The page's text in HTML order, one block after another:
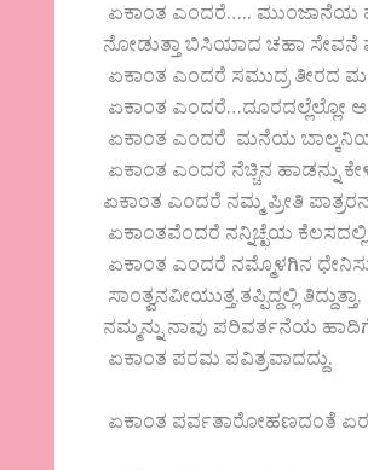
ಏಕಾಂತ ಎಂದರೆ….. ಮುಂಜಾನೆಯ
ನೋಡುತ್ತಾ ಬಿಸಿಯಾದ ಚಹಾ ಸೇವನೆ
ಏಕಾಂತ ಎಂದರೆ ಸಮುದ್ರ ತೀರದ
ಏಕಾಂತ ಎಂದರೆ…ದೂರದಲ್ಲೆಲ್ಲೋ
ಏಕಾಂತ ಎಂದರೆ ಮನೆಯ
ಏಕಾಂತ ಎಂದರೆ ನೆಚ್ಚಿನ ಹಾಡನ್ನು
ಏಕಾಂತ ಎಂದರೆ ನಮ್ಮ ಪ್ರೀತಿ
ಏಕಾಂತವೆಂದರೆ ನನ್ನಿಚ್ಛೆಯ
ಏಕಾಂತ ಎಂದರೆ ನಮ್ಮೊಳಗಿನ
ಸಾಂತ್ವನವೀಯುತ್ತ,ತಪ್ಪಿದ್ದಲ್ಲಿ
ನಮ್ಮನ್ನು ನಾವು ಪರಿವರ್ತನೆಯ
ಏಕಾಂತ ಪರಮ ಪವಿತ್ರವಾದದ್ದು.
ಏಕಾಂತ ಪರ್ವತಾರೋಹಣದಂತೆ